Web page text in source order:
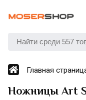
Главная
Ножницы Art